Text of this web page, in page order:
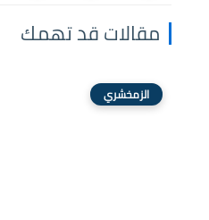
مقالات قد تهمك
الزمخشري